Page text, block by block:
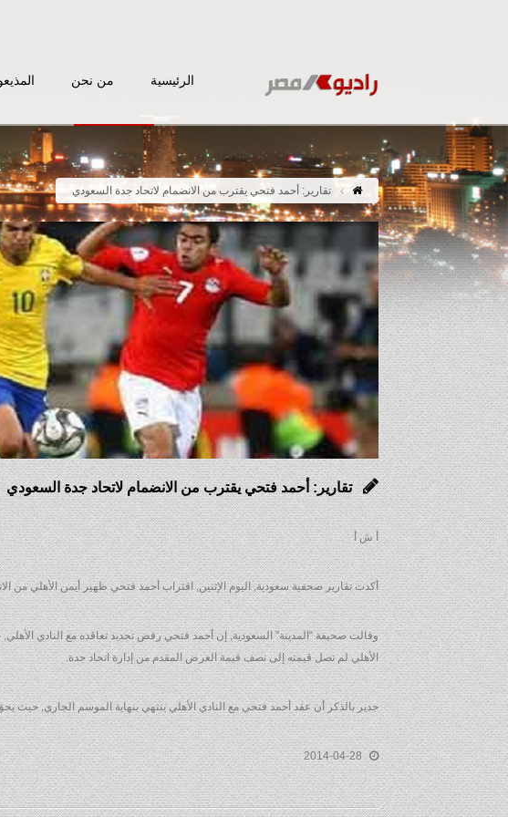
الرئيسية من نحن
تقارير: أحمد فتحي يقترب من الانضمام لاتحاد جدة السعودي
تقارير: أحمد فتحي يقترب من الانضمام لاتحاد جدة السعودي
أ ش أ
أكدت تقارير صحفية سعودية, اليوم الإثنين, اقتراب أحمد فتحي ظهير أيمن الأهلي من
وقالت صحيفة “المدينة” السعودية, إن أحمد فتحي رفض تجديد تعاقده مع النادي
الأهلي لم تصل قيمته إلى نصف قيمة العرض المقدم من إدارة اتحاد جدة.
جدير بالذكر أن عقد أحمد فتحي مع النادي الأهلي ينتهي بنهاية الموسم الجاري, حيث
2014-04-28